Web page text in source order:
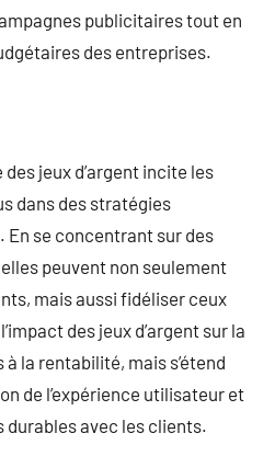
publicitaires tout en
des entreprises.
jeux d’argent incite les
dans des stratégies
se concentrant sur des
peuvent non seulement
mais aussi fidéliser ceux
des jeux d’argent sur la
la rentabilité, mais s’étend
de l’expérience utilisateur et
avec les clients.